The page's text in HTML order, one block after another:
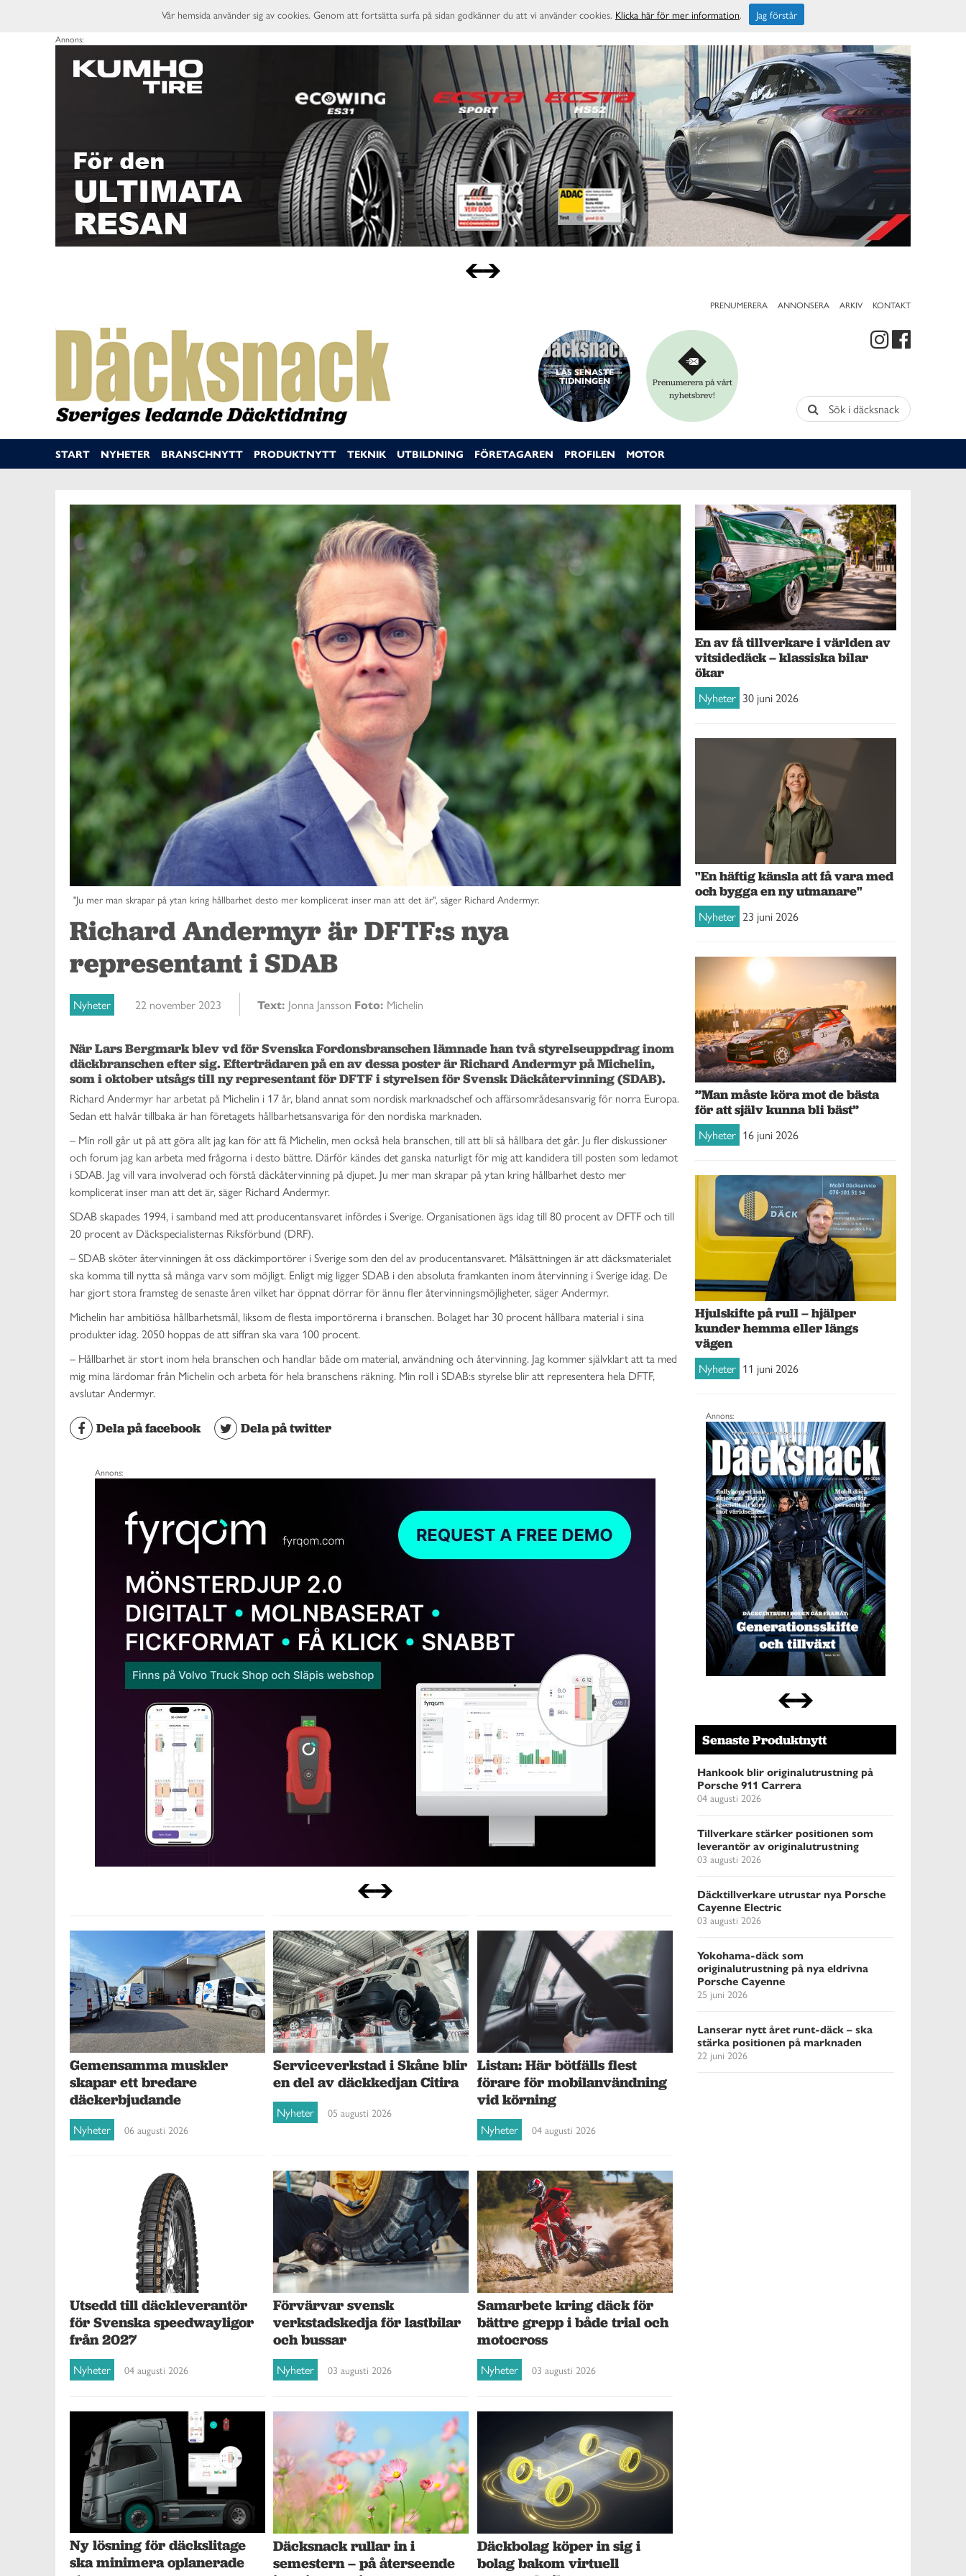
Annons:
PRENUMERERA ANNONSERA ARKIV KONTAKT
LÄS SENASTE
TIDNINGEN
Prenumerera på vårt
nyhetsbrev!
Sök i däcksnack
START NYHETER BRANSCHNYTT PRODUKTNYTT TEKNIK UTBILDNING FÖRETAGAREN PROFILEN MOTOR
"Ju mer man skrapar på ytan kring hållbarhet desto mer komplicerat inser man att det är", säger Richard Andermyr.
Richard Andermyr är DFTF:s nya
representant i SDAB
Nyheter 22 november 2023 Text: Jonna Jansson Foto: Michelin
När Lars Bergmark blev vd för Svenska Fordonsbranschen lämnade han två styrelseuppdrag inom
däckbranschen efter sig. Efterträdaren på en av dessa poster är Richard Andermyr på Michelin,
som i oktober utsågs till ny representant för DFTF i styrelsen för Svensk Däckåtervinning (SDAB).
Richard Andermyr har arbetat på Michelin i 17 år, bland annat som nordisk marknadschef och affärsområdesansvarig för norra Europa.
Sedan ett halvår tillbaka är han företagets hållbarhetsansvariga för den nordiska marknaden.
– Min roll går ut på att göra allt jag kan för att få Michelin, men också hela branschen, till att bli så hållbara det går. Ju fler diskussioner
och forum jag kan arbeta med frågorna i desto bättre. Därför kändes det ganska naturligt för mig att kandidera till posten som ledamot
i SDAB. Jag vill vara involverad och förstå däckåtervinning på djupet. Ju mer man skrapar på ytan kring hållbarhet desto mer
komplicerat inser man att det är, säger Richard Andermyr.
SDAB skapades 1994, i samband med att producentansvaret infördes i Sverige. Organisationen ägs idag till 80 procent av DFTF och till
20 procent av Däckspecialisternas Riksförbund (DRF).
– SDAB sköter återvinningen åt oss däckimportörer i Sverige som den del av producentansvaret. Målsättningen är att däcksmaterialet
ska komma till nytta så många varv som möjligt. Enligt mig ligger SDAB i den absoluta framkanten inom återvinning i Sverige idag. De
har gjort stora framsteg de senaste åren vilket har öppnat dörrar för ännu fler återvinningsmöjligheter, säger Andermyr.
Michelin har ambitiösa hållbarhetsmål, liksom de flesta importörerna i branschen. Bolaget har 30 procent hållbara material i sina
produkter idag. 2050 hoppas de att siffran ska vara 100 procent.
– Hållbarhet är stort inom hela branschen och handlar både om material, användning och återvinning. Jag kommer självklart att ta med
mig mina lärdomar från Michelin och arbeta för hela branschens räkning. Min roll i SDAB:s styrelse blir att representera hela DFTF,
avslutar Andermyr.
Dela på facebook Dela på twitter
Annons:
Gemensamma muskler
skapar ett bredare
däckerbjudande
Nyheter 06 augusti 2026
Serviceverkstad i Skåne blir
en del av däckkedjan Citira
Nyheter 05 augusti 2026
Listan: Här bötfälls flest
förare för mobilanvändning
vid körning
Nyheter 04 augusti 2026
Utsedd till däckleverantör
för Svenska speedwayligor
från 2027
Nyheter 04 augusti 2026
Förvärvar svensk
verkstadskedja för lastbilar
och bussar
Nyheter 03 augusti 2026
Samarbete kring däck för
bättre grepp i både trial och
motocross
Nyheter 03 augusti 2026
Ny lösning för däckslitage
ska minimera oplanerade
Däcksnack rullar in i
semestern – på återseende
Däckbolag köper in sig i
bolag bakom virtuell
En av få tillverkare i världen av
vitsidedäck – klassiska bilar
ökar
Nyheter 30 juni 2026
"En häftig känsla att få vara med
och bygga en ny utmanare"
Nyheter 23 juni 2026
”Man måste köra mot de bästa
för att själv kunna bli bäst”
Nyheter 16 juni 2026
Hjulskifte på rull – hjälper
kunder hemma eller längs
vägen
Nyheter 11 juni 2026
Annons:
Senaste Produktnytt
Hankook blir originalutrustning på
Porsche 911 Carrera
04 augusti 2026
Tillverkare stärker positionen som
leverantör av originalutrustning
03 augusti 2026
Däcktillverkare utrustar nya Porsche
Cayenne Electric
03 augusti 2026
Yokohama-däck som
originalutrustning på nya eldrivna
Porsche Cayenne
25 juni 2026
Lanserar nytt året runt-däck – ska
stärka positionen på marknaden
22 juni 2026
Vår hemsida använder sig av cookies. Genom att fortsätta surfa på sidan godkänner du att vi använder cookies. Klicka här för mer information. Jag förstår